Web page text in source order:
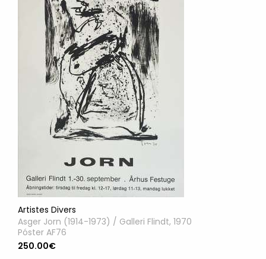
Artistes Divers
Asger Jorn (1914-1973) / Galleri Flindt, 1970
Póster AF76
250.00€